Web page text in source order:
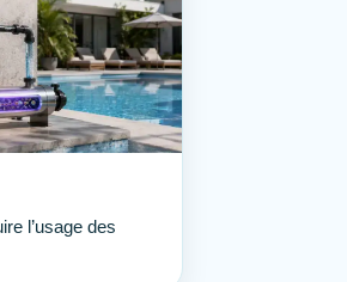
l’usage des